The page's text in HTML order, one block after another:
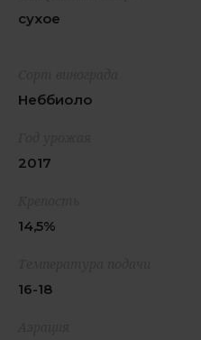
сухое
Неббиоло
2017
14,5%
16-18